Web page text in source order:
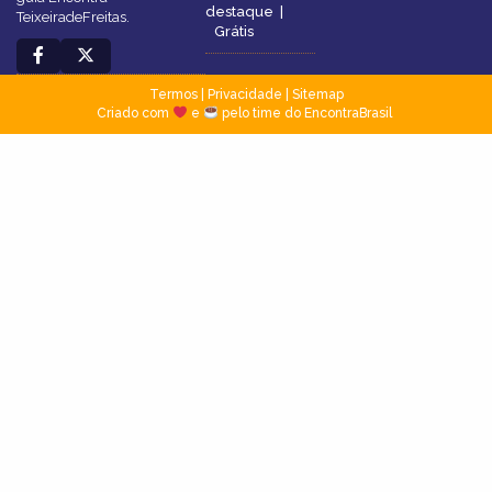
TeixeiradeFreitas.
destaque
Grátis
Termos| Privacidade
Sitemap
Criado com
e pelo time do EncontraBrasil